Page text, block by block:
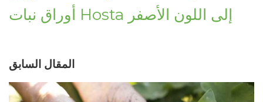
أوراق نبات Hosta إلى اللون الأصفر
المقال السابق